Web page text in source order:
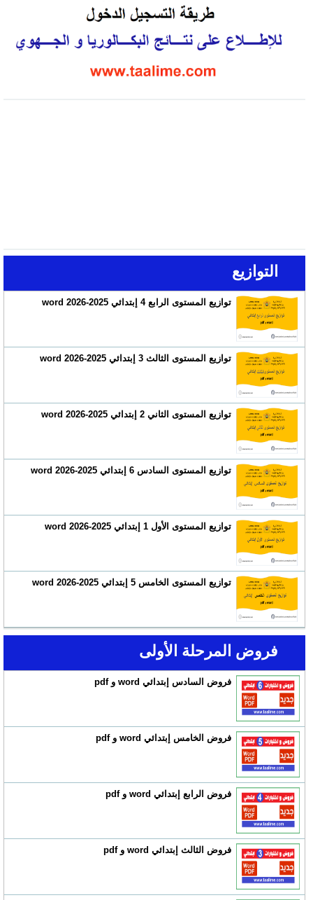
التوازيع
توازيع المستوى الرابع 4 إبتدائي 2025-2026 word
توازيع المستوى الثالث 3 إبتدائي 2025-2026 word
توازيع المستوى الثاني 2 إبتدائي 2025-2026 word
توازيع المستوى السادس 6 إبتدائي 2025-2026 word
توازيع المستوى الأول 1 إبتدائي 2025-2026 word
توازيع المستوى الخامس 5 إبتدائي 2025-2026 word
فروض المرحلة الأولى
فروض السادس إبتدائي word و pdf
فروض الخامس إبتدائي word و pdf
فروض الرابع إبتدائي word و pdf
فروض الثالث إبتدائي word و pdf